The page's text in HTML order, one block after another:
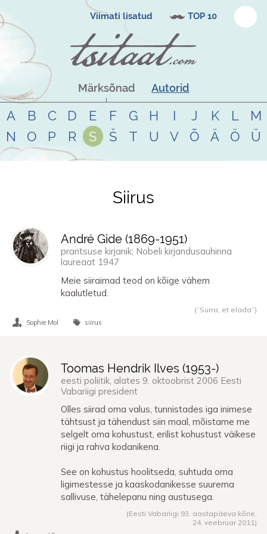
Viimati lisatud TOP 10
Märksõnad Autorid
A B C D E F G H I J K L
M
N
O P R S Š T U V Õ Ä Ö Ü
Tsitaadid teemalsiirus
Siirus
André Gide (1869-1951)
prantsuse kirjanik; Nobeli kirjandusauhinna
laureaat 1947
Meie siiraimad teod on kõige vähem
kaalutletud.
(“Surra, et elada”)
Sophie Mol siirus
Toomas Hendrik Ilves (1953-)
eesti poliitik, alates 9. oktoobrist 2006 Eesti
Vabariigi president
Olles siirad oma valus, tunnistades iga inimese
tähtsust ja tähendust siin maal, mõistame me
selgelt oma kohustust, erilist kohustust väikese
riigi ja rahva kodanikena.
See on kohustus hoolitseda, suhtuda oma
ligimestesse ja kaaskodanikesse suurema
sallivuse, tähelepanu ning austusega.
(Eesti Vabariigi 93. aastapäeva kõne,
24. veebruar 2011)